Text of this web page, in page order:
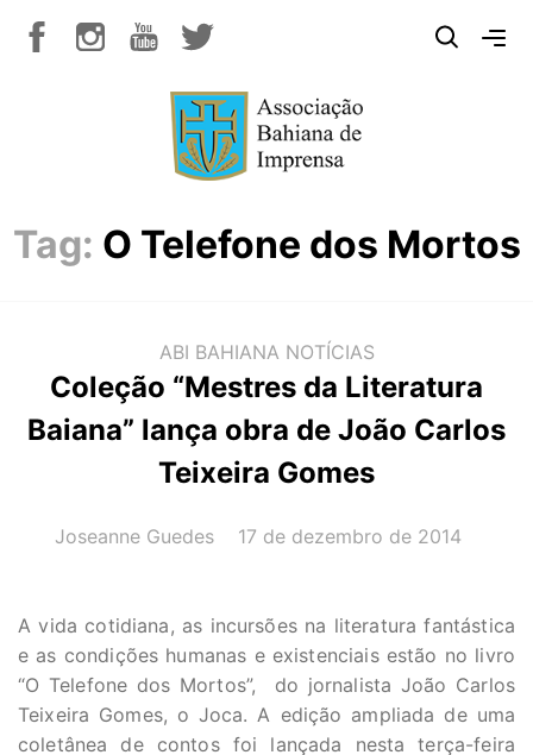
Tag: O Telefone dos Mortos
ABI BAHIANA NOTÍCIAS
Coleção “Mestres da Literatura
Baiana” lança obra de João Carlos
Teixeira Gomes
AUTOR(A):
Joseanne Guedes DATA:
17 de dezembro de 2014
A vida cotidiana, as incursões na literatura fantástica
e as condições humanas e existenciais estão no livro
“O Telefone dos Mortos”, do jornalista João Carlos
Teixeira Gomes, o Joca. A edição ampliada de uma
coletânea de contos foi lançada nesta terça-feira